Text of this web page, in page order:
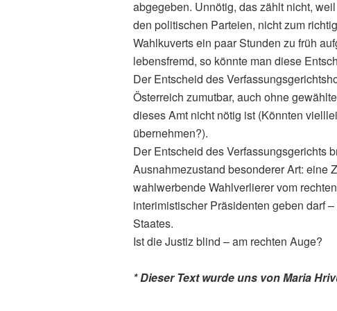
abgegeben. Unnötig, das zählt nicht,
den politischen Parteien, nicht zum
Wahlkuverts ein paar Stunden zu früh
lebensfremd, so könnte man diese
Der Entscheid des
Österreich zumutbar, auch ohne
dieses Amt nicht nötig ist (Könnten
übernehmen?).
Der Entscheid des Verfassungsgerichts
Ausnahmezustand besonderer Art: eine
wahlwerbende Wahlverlierer vom
interimistischer Präsidenten geben darf
Staates.
Ist die Justiz blind – am rechten Auge?
* Dieser Text wurde uns von Maria